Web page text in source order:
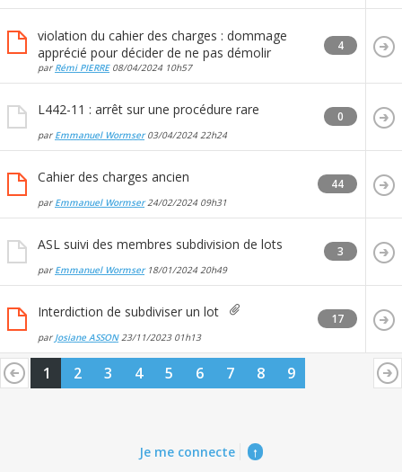
violation du cahier des charges : dommage
apprécié pour décider de ne pas démolir
par Rémi PIERRE08/04/2024 10h57
4
L442-11 : arrêt sur une procédure rare
par Emmanuel Wormser03/04/2024 22h24
0
Cahier des charges ancien
par Emmanuel Wormser24/02/2024 09h31
44
ASL suivi des membres subdivision de lots
par Emmanuel Wormser18/01/2024 20h49
3
Interdiction de subdiviser un lot
par Josiane ASSON23/11/2023 01h13
17
1 2 3 4 5 6 7 8 9
Je me connecte ↑